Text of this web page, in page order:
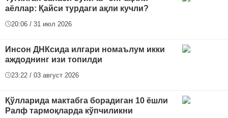
аёллар: Қайси турдаги ақли кучли?
20:06 / 31 июл 2026
Инсон ДНКсида илгари номаълум икки
аждоднинг изи топилди
23:22 / 03 август 2026
Қўлларида мактабга борадиган 10 ёшли
Ралф тармоқларда кўпчиликни